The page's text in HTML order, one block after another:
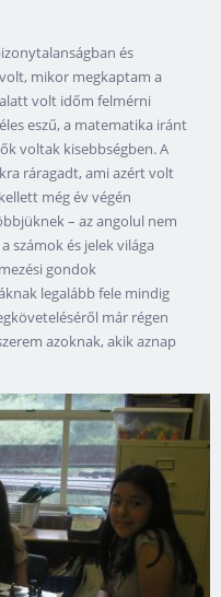
és
mikor megkaptam a
volt időm felmérni
eszű, a matematika iránt
voltak kisebbségben. A
ráragadt, ami azért volt
még év végén
– az angolul nem
számok és jelek világa
gondok
legalább fele mindig
már régen
azoknak, akik aznap